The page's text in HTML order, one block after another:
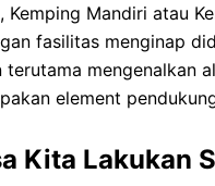
Mandiri atau
fasilitas menginap
element
Kita Lakukan